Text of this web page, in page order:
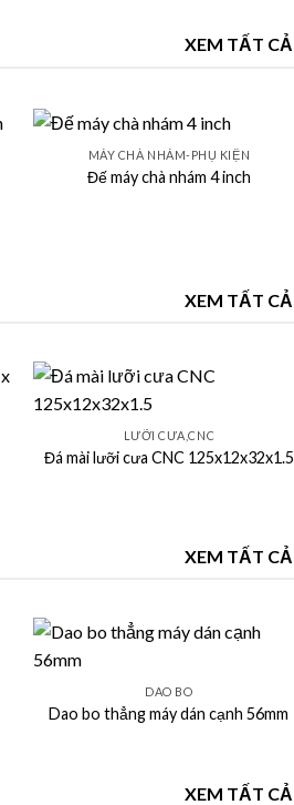
XEM TẤT CẢ
+
MÁY CHÀ NHÁM-PHỤ KIỆN
Đế máy chà nhám 4 inch
XEM TẤT CẢ
+
LƯỠI CƯA,CNC
Đá mài lưỡi cưa CNC 125x12x32x1.5
XEM TẤT CẢ
DAO BO
Dao bo thẳng máy dán cạnh 56mm
XEM TẤT CẢ